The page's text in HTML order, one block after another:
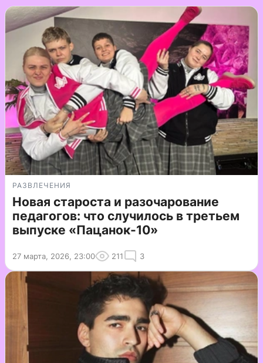
РАЗВЛЕЧЕНИЯ
Новая староста и разочарование
педагогов: что случилось в третьем
выпуске «Пацанок-10»
27 марта, 2026, 23:00 211 3